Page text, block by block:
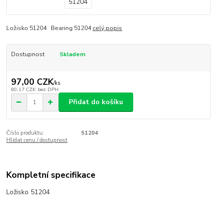
Ložisko 51204 Bearing 51204celý popis
Dostupnost Skladem
97,00 CZK/ks
80,17 CZK bez DPH
Přidat do košíku
Číslo produktu:
51204
Hlídat cenu / dostupnost
Kompletní specifikace
Ložisko 51204